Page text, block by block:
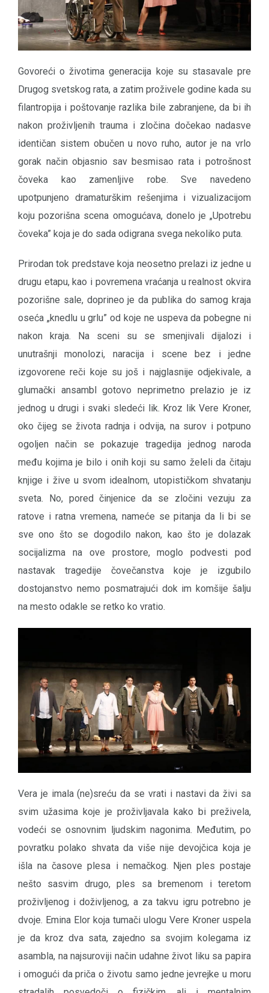
Govoreći o životima generacija koje su stasavale pre
Drugog svetskog rata, a zatim proživele godine kada su
filantropija i poštovanje razlika bile zabranjene, da bi ih
nakon proživljenih trauma i zločina dočekao nadasve
identičan sistem obučen u novo ruho, autor je na vrlo
gorak način objasnio sav besmisao rata i potrošnost
čoveka kao zamenljive robe. Sve navedeno
upotpunjeno dramaturškim rešenjima i vizualizacijom
koju pozorišna scena omogućava, donelo je „Upotrebu
čoveka” koja je do sada odigrana svega nekoliko puta.
Prirodan tok predstave koja neosetno prelazi iz jedne u
drugu etapu, kao i povremena vraćanja u realnost okvira
pozorišne sale, doprineo je da publika do samog kraja
oseća „knedlu u grlu” od koje ne uspeva da pobegne ni
nakon kraja. Na sceni su se smenjivali dijalozi i
unutrašnji monolozi, naracija i scene bez i jedne
izgovorene reči koje su još i najglasnije odjekivale, a
glumački ansambl gotovo neprimetno prelazio je iz
jednog u drugi i svaki sledeći lik. Kroz lik Vere Kroner,
oko čijeg se života radnja i odvija, na surov i potpuno
ogoljen način se pokazuje tragedija jednog naroda
među kojima je bilo i onih koji su samo želeli da čitaju
knjige i žive u svom idealnom, utopističkom shvatanju
sveta. No, pored činjenice da se zločini vezuju za
ratove i ratna vremena, nameće se pitanja da li bi se
sve ono što se dogodilo nakon, kao što je dolazak
socijalizma na ove prostore, moglo podvesti pod
nastavak tragedije čovečanstva koje je izgubilo
dostojanstvo nemo posmatrajući dok im komšije šalju
na mesto odakle se retko ko vratio.
Vera je imala (ne)sreću da se vrati i nastavi da živi sa
svim užasima koje je proživljavala kako bi preživela,
vodeći se osnovnim ljudskim nagonima. Međutim, po
povratku polako shvata da više nije devojčica koja je
išla na časove plesa i nemačkog. Njen ples postaje
nešto sasvim drugo, ples sa bremenom i teretom
proživljenog i doživljenog, a za takvu igru potrebno je
dvoje. Emina Elor koja tumači ulogu Vere Kroner uspela
je da kroz dva sata, zajedno sa svojim kolegama iz
asambla, na najsuroviji način udahne život liku sa papira
i omogući da priča o životu samo jedne jevrejke u moru